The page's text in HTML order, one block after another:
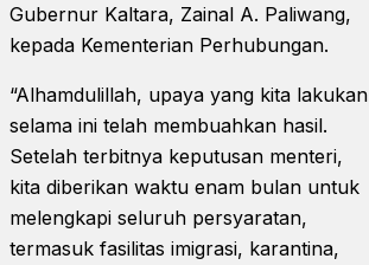
Gubernur Kaltara, Zainal A. Paliwang,
kepada Kementerian Perhubungan.
“Alhamdulillah, upaya yang kita lakukan
selama ini telah membuahkan hasil.
Setelah terbitnya keputusan menteri,
kita diberikan waktu enam bulan untuk
melengkapi seluruh persyaratan,
termasuk fasilitas imigrasi, karantina,